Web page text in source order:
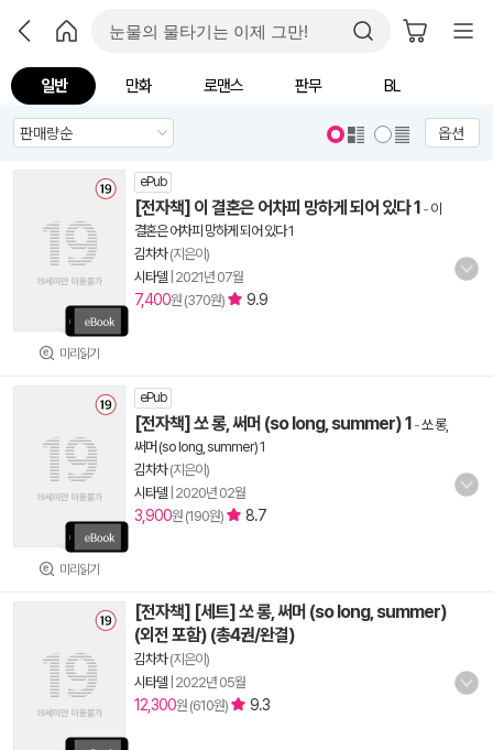
일반 만화 로맨스 판무 BL
옵션
미리읽기
ePub
[전자책] 이 결혼은 어차피 망하게 되어 있다 1 - 이
결혼은 어차피 망하게 되어 있다 1
김차차(지은이)
시타델 2021년 07월
7,400원 (370원) 9.9
미리읽기
ePub
[전자책] 쏘 롱, 써머 (so long, summer) 1 -쏘 롱,
써머 (so long, summer) 1
김차차(지은이)
시타델 2020년 02월
3,900원 (190원) 8.7
[전자책] [세트] 쏘 롱, 써머 (so long, summer)
(외전 포함) (총4권/완결)
김차차(지은이)
시타델 2022년 05월
12,300원 (610원) 9.3